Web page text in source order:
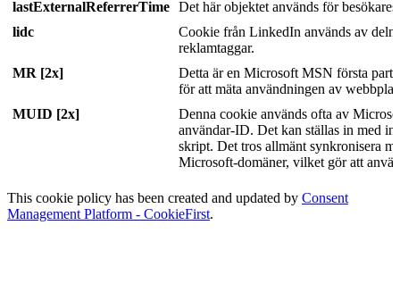
lastExternalReferrerTime Det här objektet används för
lidc
Cookie från LinkedIn används av
reklamtaggar.
MR [2x]
Detta är en Microsoft MSN första
för att mäta användningen av
MUID [2x]
Denna cookie används ofta av
användar-ID. Det kan ställas in med
skript. Det tros allmänt synkronisera
Microsoft-domäner, vilket gör att
This cookie policy has been created and updated by Consent
Management Platform - CookieFirst.